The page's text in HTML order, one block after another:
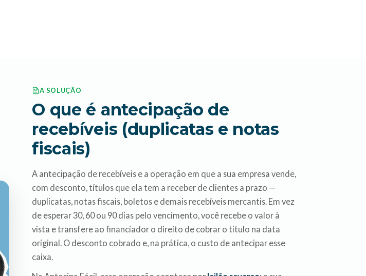
A SOLUÇÃO
O que é antecipação de
recebíveis (duplicatas e notas
fiscais)
A antecipação de recebíveis e a operação em que a sua empresa vende,
com desconto, títulos que ela tem a receber de clientes a prazo —
duplicatas, notas fiscais, boletos e demais recebíveis mercantis. Em vez
de esperar 30, 60 ou 90 dias pelo vencimento, você recebe o valor à
vista e transfere ao financiador o direito de cobrar o título na data
original. O desconto cobrado e, na prática, o custo de antecipar esse
caixa.